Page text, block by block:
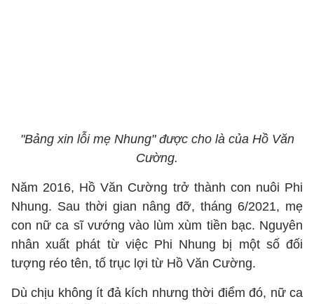
"Bảng xin lỗi mẹ Nhung" được cho là của Hồ Văn
Cường.
Năm 2016, Hồ Văn Cường trở thành con nuôi Phi
Nhung. Sau thời gian nâng đỡ, tháng 6/2021, mẹ
con nữ ca sĩ vướng vào lùm xùm tiền bạc. Nguyên
nhân xuất phát từ việc Phi Nhung bị một số đối
tượng réo tên, tố trục lợi từ Hồ Văn Cường.
Dù chịu không ít đả kích nhưng thời điểm đó, nữ ca